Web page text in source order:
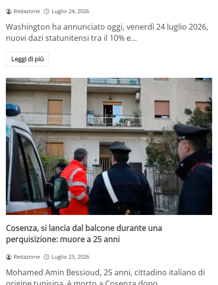
Redazione Luglio 24, 2026
Washington ha annunciato oggi, venerdì 24 luglio 2026,
nuovi dazi statunitensi tra il 10% e…
Leggi di più
Cosenza, si lancia dal balcone durante una
perquisizione: muore a 25 anni
Redazione Luglio 23, 2026
Mohamed Amin Bessioud, 25 anni, cittadino italiano di